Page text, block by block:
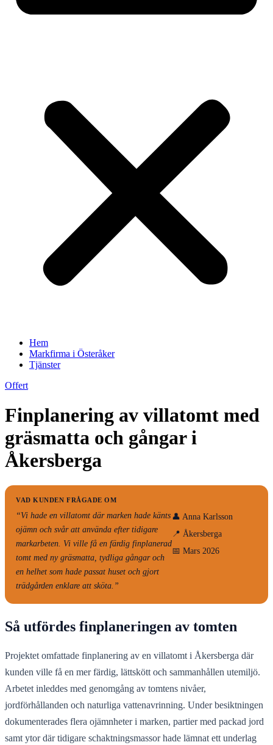
Hem
Markfirma i Österåker
Tjänster
Offert
Finplanering av villatomt med
gräsmatta och gångar i
Åkersberga
VAD KUNDEN FRÅGADE OM
“Vi hade en villatomt där marken hade känts
ojämn och svår att använda efter tidigare
markarbeten. Vi ville få en färdig finplanerad
tomt med ny gräsmatta, tydliga gångar och
en helhet som hade passat huset och gjort
trädgården enklare att sköta.”
👤 Anna Karlsson
📍 Åkersberga
📅 Mars 2026
Så utfördes finplaneringen av tomten
Projektet omfattade finplanering av en villatomt i Åkersberga där
kunden ville få en mer färdig, lättskött och sammanhållen utemiljö.
Arbetet inleddes med genomgång av tomtens nivåer,
jordförhållanden och naturliga vattenavrinning. Under besiktningen
dokumenterades flera ojämnheter i marken, partier med packad jord
samt ytor där tidigare schaktningsmassor hade lämnat ett underlag